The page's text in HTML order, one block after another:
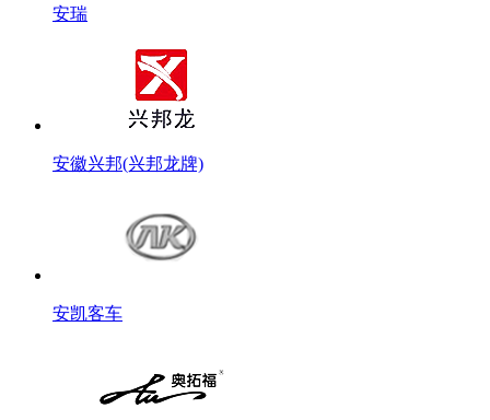
安瑞
安徽兴邦(兴邦龙牌)
安凯客车